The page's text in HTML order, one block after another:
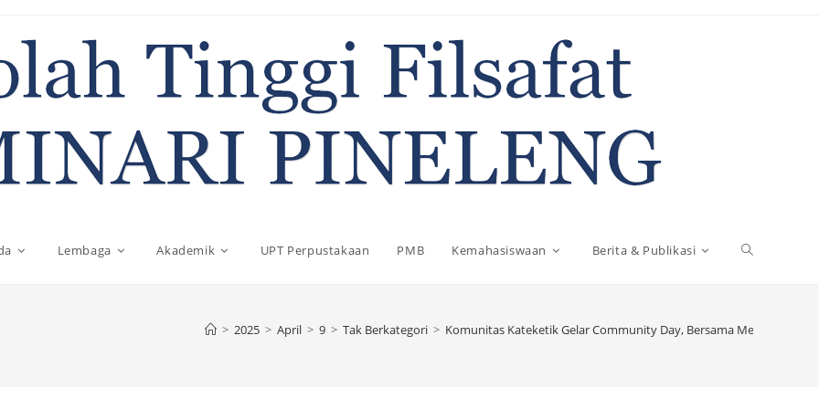
Lembaga Akademik UPT Perpustakaan PMB Kemahasiswaan Berita & Publikasi Toggle
> 2025 > April > 9 > Tak Berkategori > Komunitas Kateketik Gelar Community Day, Bersama